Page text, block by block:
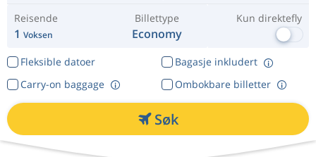
Reisende
1 Voksen
Billettype
Economy
Kun direktefly
Fleksible datoer
Bagasje inkludert
Ombokbare billetter
Carry-on baggage
Søk